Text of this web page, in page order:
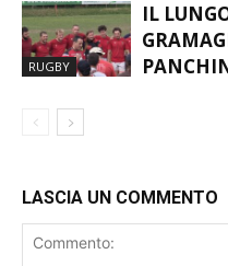
RUGBY
IL
LASCIA UN COMMENTO